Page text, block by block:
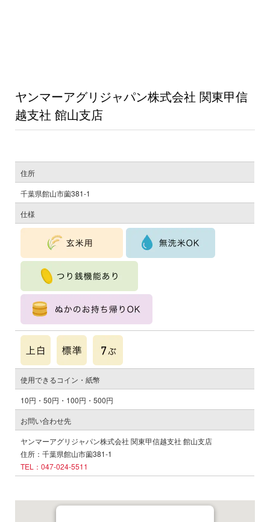
ヤンマーアグリジャパン株式会社 関東甲信
越支社 館山支店
住所
千葉県館山市薗381-1
仕様
使用できるコイン・紙幣
10円・50円・100円・500円
お問い合わせ先
ヤンマーアグリジャパン株式会社 関東甲信越支社 館山支店
住所：千葉県館山市薗381-1
TEL：047-024-5511